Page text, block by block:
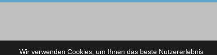
Wir verwenden Cookies, um Ihnen das beste Nutzererlebnis